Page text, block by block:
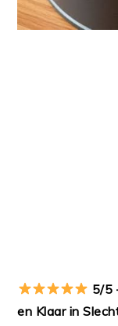
5/5
en Klaar in